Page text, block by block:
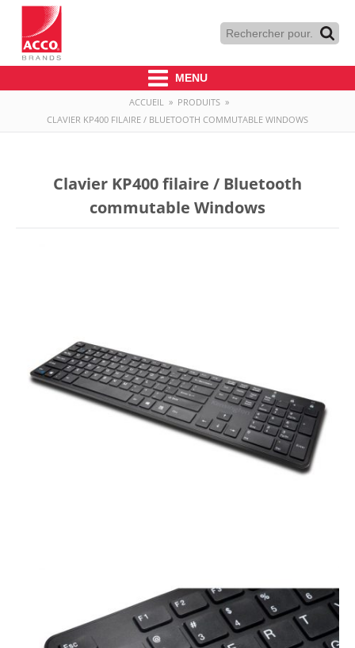
MENU
ACCUEIL » PRODUITS »
CLAVIER KP400 FILAIRE / BLUETOOTH COMMUTABLE WINDOWS
Clavier KP400 filaire / Bluetooth
commutable Windows